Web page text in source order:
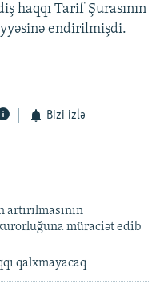
haqqı Tarif Şurasının
endirilmişdi.
Bizi izlə
müraciət edib
qalxmayacaq